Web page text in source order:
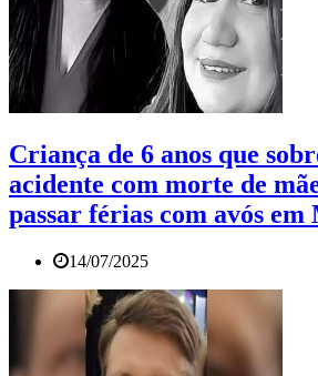
Criança de 6 anos que
acidente com morte de
passar férias com avós em
14/07/2025